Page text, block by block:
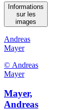
Informations
sur les
images
Andreas
Mayer
© Andreas
Mayer
Mayer,
Andreas